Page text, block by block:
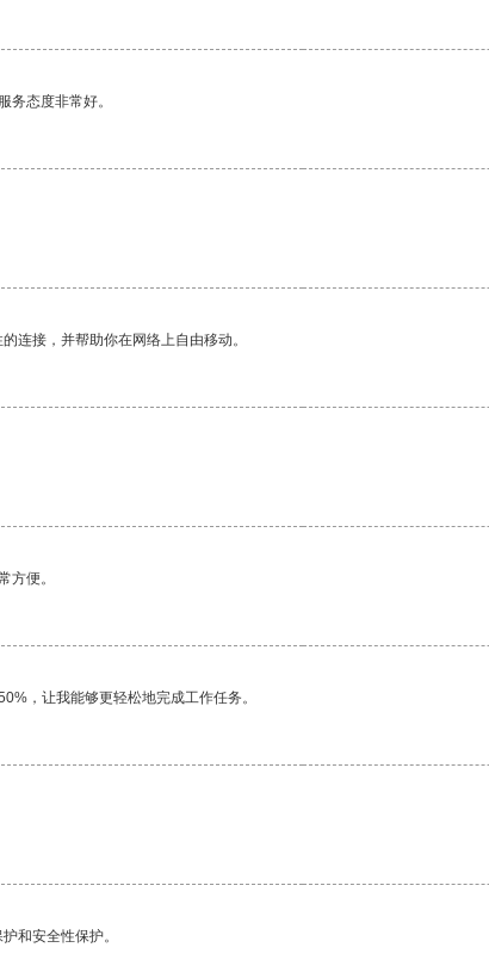
务态度非常好。
连接，并帮助你在网络上自由移动。
方便。
，让我能够更轻松地完成工作任务。
和安全性保护。